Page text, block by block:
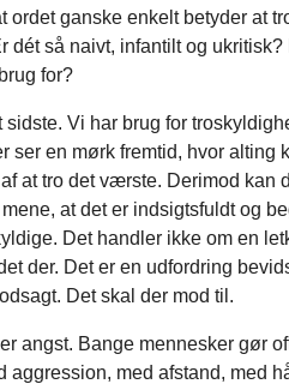
ganske enkelt betyder at
dét så naivt, infantilt og ukritisk?
for?
Vi har brug for
ser en mørk fremtid, hvor alting
at tro det værste. Derimod kan
at det er indsigtsfuldt og
Det handler ikke om en
der. Det er en udfordring
Det skal der mod til.
angst. Bange mennesker gør
aggression, med afstand, med